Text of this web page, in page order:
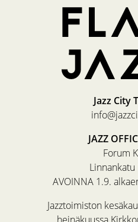
Jazz City
JAZZ
Forum
Linnankatu
AVOINNA 1.9.
Jazztoimiston
heinäkuussa